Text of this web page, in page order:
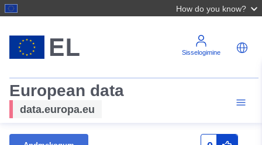
How do you know?
Sisselogimine
European data
data.europa.eu